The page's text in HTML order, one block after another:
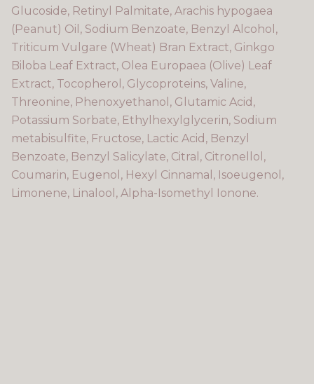
Glucoside, Retinyl Palmitate, Arachis hypogaea
(Peanut) Oil, Sodium Benzoate, Benzyl Alcohol,
Triticum Vulgare (Wheat) Bran Extract, Ginkgo
Biloba Leaf Extract, Olea Europaea (Olive) Leaf
Extract, Tocopherol, Glycoproteins, Valine,
Threonine, Phenoxyethanol, Glutamic Acid,
Potassium Sorbate, Ethylhexylglycerin, Sodium
metabisulfite, Fructose, Lactic Acid, Benzyl
Benzoate, Benzyl Salicylate, Citral, Citronellol,
Coumarin, Eugenol, Hexyl Cinnamal, Isoeugenol,
Limonene, Linalool, Alpha-Isomethyl Ionone.